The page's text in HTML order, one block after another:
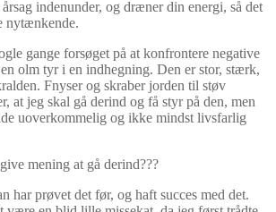
indenunder, og dræner din energi, så det
nytænkende.
gange forsøget på at konfrontere negative
olm tyr i en indhegning. Den er stor, stærk,
Fnyser og skraber jorden til støv
at jeg skal gå derind og få styr på den, men
uoverkommelig og ikke mindst livsfarlig
mening at gå derind???
har prøvet det før, og haft succes med det.